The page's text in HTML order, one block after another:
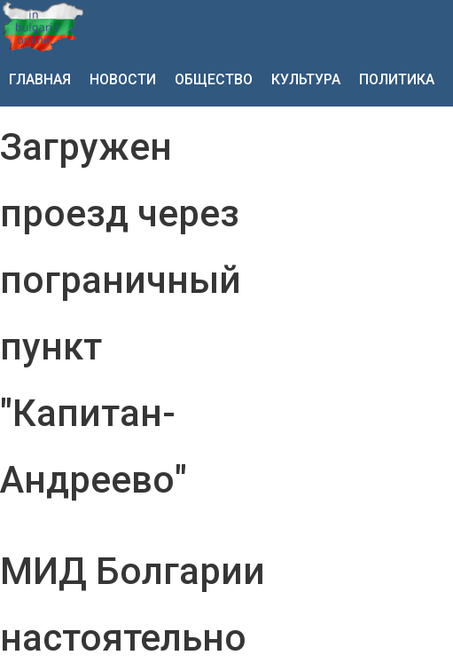
ГЛАВНАЯ НОВОСТИ ОБЩЕСТВО КУЛЬТУРА ПОЛИТИКА
Загружен
проезд через
пограничный
пункт
"Капитан-
Андреево"
МИД Болгарии
настоятельно